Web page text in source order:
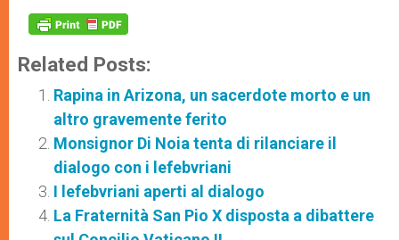
Related Posts:
Rapina in Arizona, un sacerdote morto e un
altro gravemente ferito
Monsignor Di Noia tenta di rilanciare il
dialogo con i lefebvriani
I lefebvriani aperti al dialogo
La Fraternità San Pio X disposta a dibattere